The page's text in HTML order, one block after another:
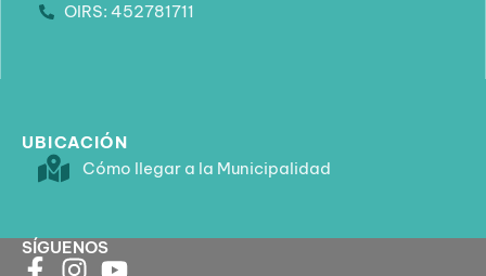
OIRS: 452781711
UBICACIÓN
Cómo llegar a la Municipalidad
SÍGUENOS